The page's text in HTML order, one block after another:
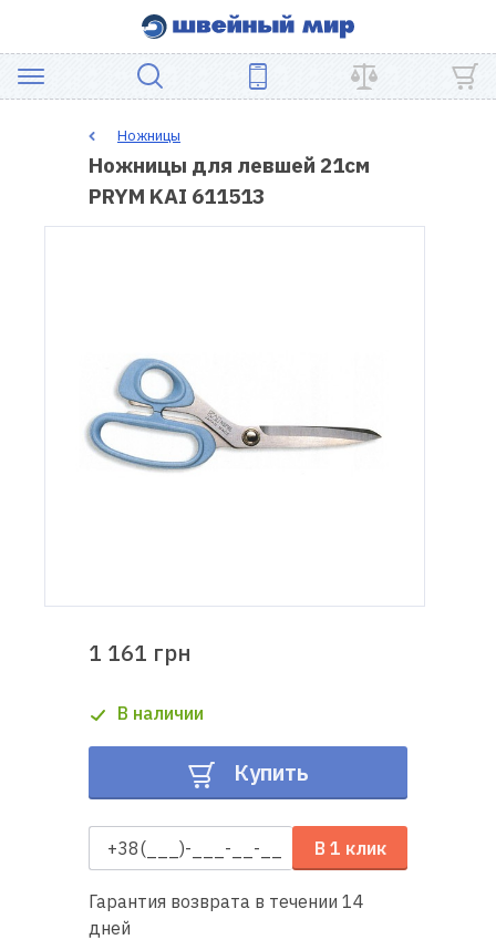
ШВЕЙНОЕ
ОБОРУДОВАНИЕ
ШВЕЙНЫЕ
АКСЕССУАРЫ
Гарантия
швейной
техники
Полезные
советы
Ножницы
Ножницы для левшей 21см
PRYM KAI 611513
1 161 грн
В наличии
Купить
В 1 клик
Гарантия возврата в течении 14
дней